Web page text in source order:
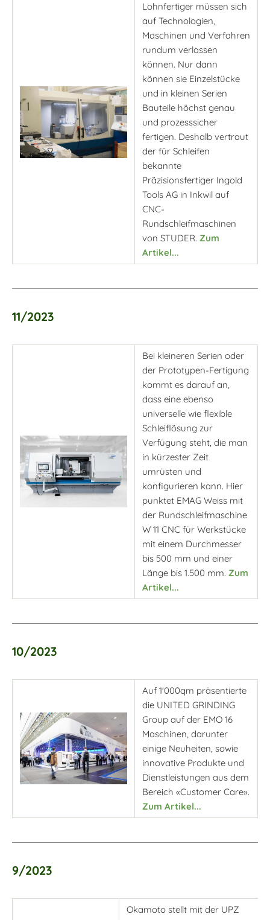
Lohnfertiger müssen sich
auf Technologien,
Maschinen und Verfahren
rundum verlassen
können. Nur dann
können sie Einzelstücke
und in kleinen Serien
Bauteile höchst genau
und prozesssicher
fertigen. Deshalb vertraut
der für Schleifen
bekannte
Präzisionsfertiger Ingold
Tools AG in Inkwil auf
CNC-
Rundschleifmaschinen
von STUDER. Zum
Artikel...
11/2023
Bei kleineren Serien oder
der Prototypen-Fertigung
kommt es darauf an,
dass eine ebenso
universelle wie flexible
Schleiflösung zur
Verfügung steht, die man
in kürzester Zeit
umrüsten und
konfigurieren kann. Hier
punktet EMAG Weiss mit
der Rundschleifmaschine
W 11 CNC für Werkstücke
mit einem Durchmesser
bis 500 mm und einer
Länge bis 1.500 mm. Zum
Artikel...
10/2023
Auf 1'000qm präsentierte
die UNITED GRINDING
Group auf der EMO 16
Maschinen, darunter
einige Neuheiten, sowie
innovative Produkte und
Dienstleistungen aus dem
Bereich «Customer Care».
Zum Artikel...
9/2023
Okamoto stellt mit der UPZ